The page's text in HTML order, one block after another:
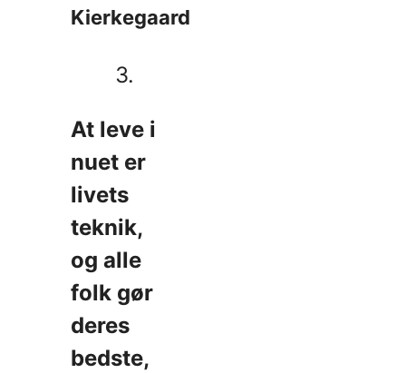
Kierkegaard
3.
At leve i
nuet er
livets
teknik,
og alle
folk gør
deres
bedste,